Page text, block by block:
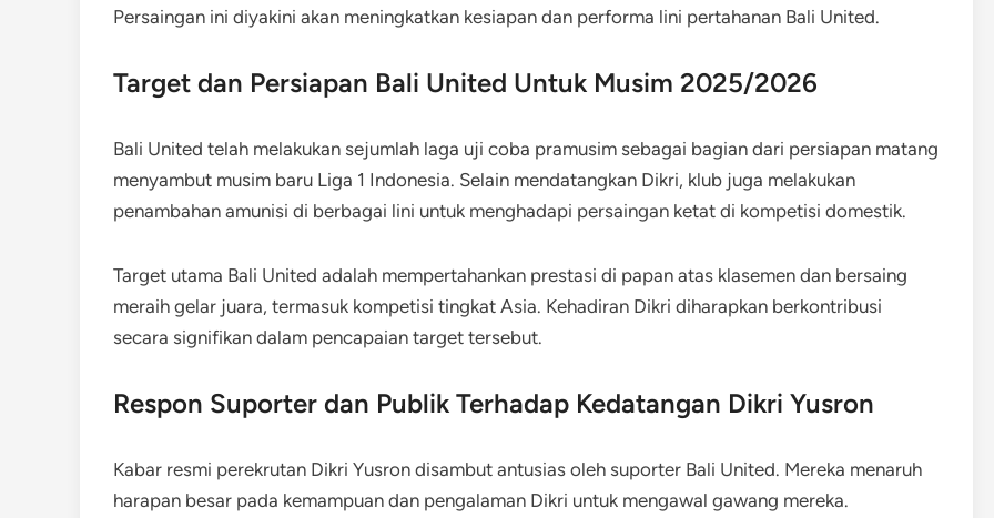
Persaingan ini diyakini akan meningkatkan kesiapan dan performa lini pertahanan Bali United.
Target dan Persiapan Bali United Untuk Musim 2025/2026
Bali United telah melakukan sejumlah laga uji coba pramusim sebagai bagian dari persiapan matang
menyambut musim baru Liga 1 Indonesia. Selain mendatangkan Dikri, klub juga melakukan
penambahan amunisi di berbagai lini untuk menghadapi persaingan ketat di kompetisi domestik.
Target utama Bali United adalah mempertahankan prestasi di papan atas klasemen dan bersaing
meraih gelar juara, termasuk kompetisi tingkat Asia. Kehadiran Dikri diharapkan berkontribusi
secara signifikan dalam pencapaian target tersebut.
Respon Suporter dan Publik Terhadap Kedatangan Dikri Yusron
Kabar resmi perekrutan Dikri Yusron disambut antusias oleh suporter Bali United. Mereka menaruh
harapan besar pada kemampuan dan pengalaman Dikri untuk mengawal gawang mereka.